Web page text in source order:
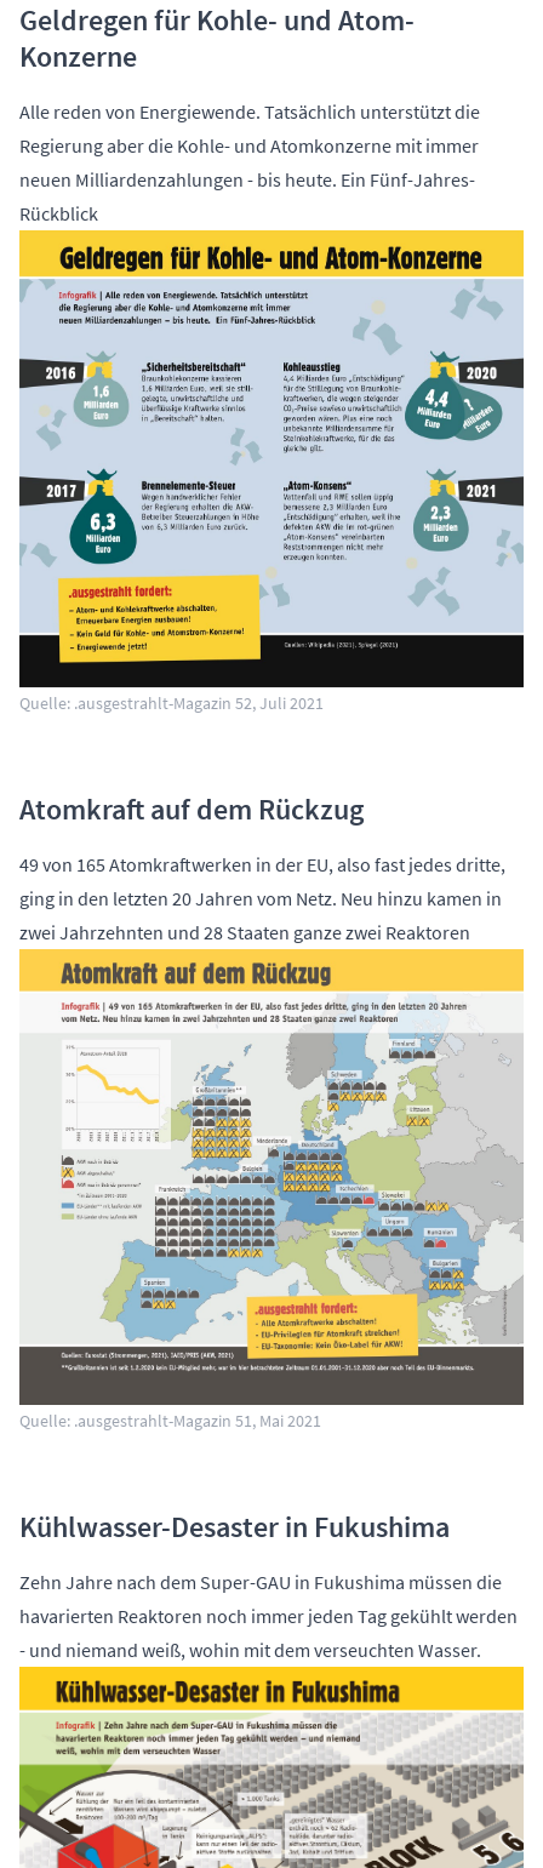
Geldregen für Kohle- und Atom-
Konzerne
Alle reden von Energiewende. Tatsächlich unterstützt die
Regierung aber die Kohle- und Atomkonzerne mit immer
neuen Milliardenzahlungen - bis heute. Ein Fünf-Jahres-
Rückblick
Quelle: .ausgestrahlt-Magazin 52, Juli 2021
Atomkraft auf dem Rückzug
49 von 165 Atomkraftwerken in der EU, also fast jedes dritte,
ging in den letzten 20 Jahren vom Netz. Neu hinzu kamen in
zwei Jahrzehnten und 28 Staaten ganze zwei Reaktoren
Quelle: .ausgestrahlt-Magazin 51, Mai 2021
Kühlwasser-Desaster in Fukushima
Zehn Jahre nach dem Super-GAU in Fukushima müssen die
havarierten Reaktoren noch immer jeden Tag gekühlt werden
- und niemand weiß, wohin mit dem verseuchten Wasser.